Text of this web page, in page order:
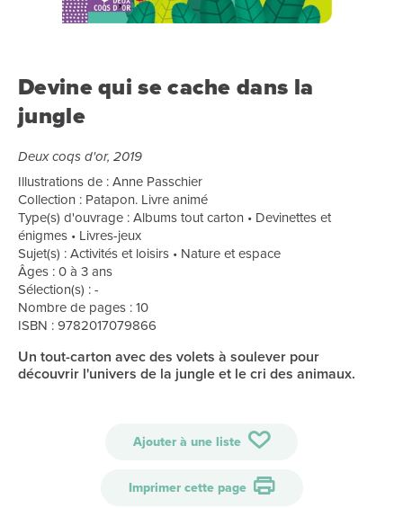
Devine qui se cache dans la
jungle
Deux coqs d'or, 2019
Illustrations de : Anne Passchier
Collection : Patapon. Livre animé
Type(s) d'ouvrage : Albums tout carton • Devinettes et
énigmes • Livres-jeux
Sujet(s) : Activités et loisirs • Nature et espace
Âges : 0 à 3 ans
Sélection(s) : -
Nombre de pages : 10
ISBN : 9782017079866
Un tout-carton avec des volets à soulever pour
découvrir l'univers de la jungle et le cri des animaux.
Ajouter à une liste
Imprimer cette page